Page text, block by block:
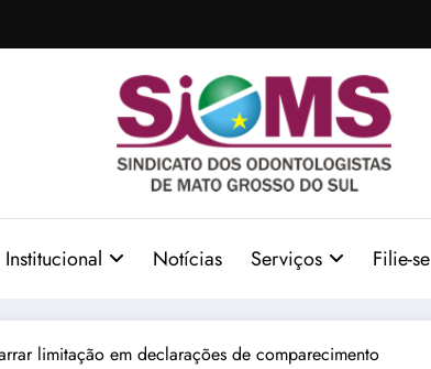
Institucional Notícias Serviços Filie-se
limitação em declarações de comparecimento